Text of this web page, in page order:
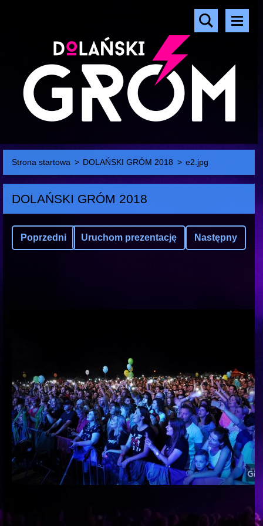
Strona startowa > DOLAŃSKI GRÓM 2018 > e2.jpg
DOLAŃSKI GRÓM 2018
Poprzedni Uruchom prezentację Następny